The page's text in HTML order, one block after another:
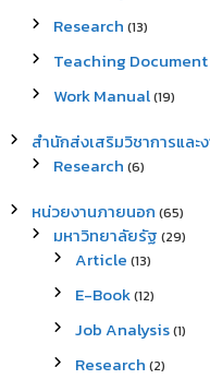
Research (13)
Teaching Document
Work Manual(19)
สำนักส่งเสริมวิชาการและ
Research (6)
หน่วยงานภายนอก (65)
มหาวิทยาลัยรัฐ (29)
Article (13)
E-Book(12)
Job Analysis(1)
Research (2)